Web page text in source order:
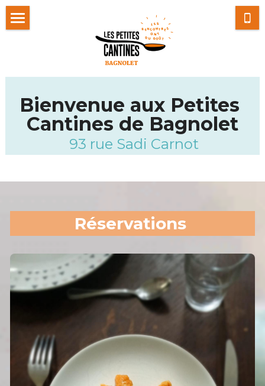
Bienvenue aux Petites
Cantines de Bagnolet
93 rue Sadi Carnot
Menus et événements
Réservations et Adhésions
Privatisation/Teambuilding
Ils nous soutiennent
Je fais un don
Rechercher
Réservations